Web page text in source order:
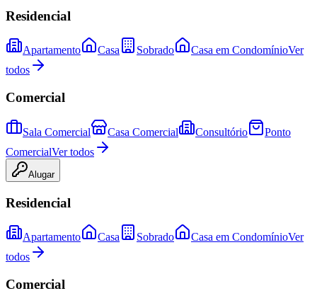
Residencial
Apartamento Casa Sobrado Casa em CondomínioVer
todos
Comercial
Sala Comercial Casa Comercial Consultório
Ponto
ComercialVer todos
Alugar
Residencial
Apartamento Casa Sobrado Casa em CondomínioVer
todos
Comercial